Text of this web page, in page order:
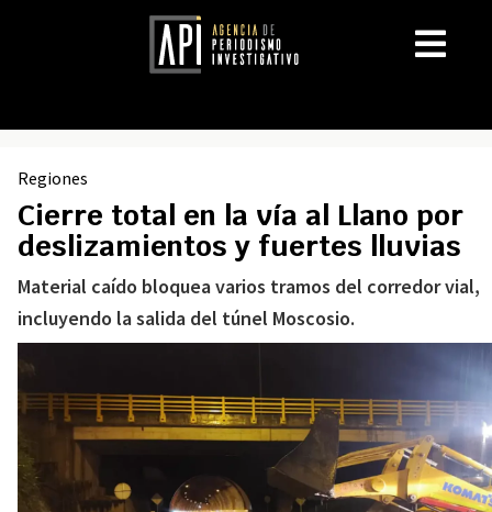
Regiones
Cierre total en la vía al Llano por
deslizamientos y fuertes lluvias
Material caído bloquea varios tramos del corredor vial,
incluyendo la salida del túnel Moscosio.